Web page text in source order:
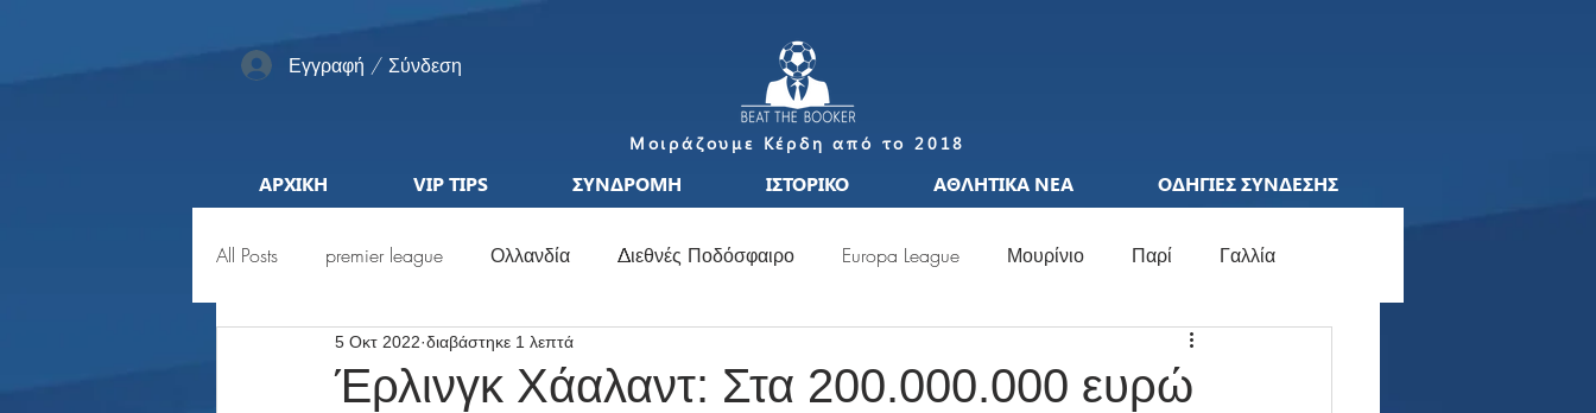
Εγγραφή / Σύνδεση
Μοιράζουμε Κέρδη από το 2018
ΑΡΧΙΚΗ VIP TIPS ΣΥΝΔΡΟΜΗ ΙΣΤΟΡΙΚΟ ΑΘΛΗΤΙΚΑ ΝΕΑ ΟΔΗΓΙΕΣ ΣΥΝΔΕΣΗΣ
All Posts premier league Ολλανδία Διεθνές Ποδόσφαιρο Europa League Μουρίνιο Παρί Γαλλία
Pro League MLS
Έρλινγκ Χάαλαντ: Στα 200.000.000 ευρώ
5 Οκτ 2022 διαβάστηκε 1 λεπτά